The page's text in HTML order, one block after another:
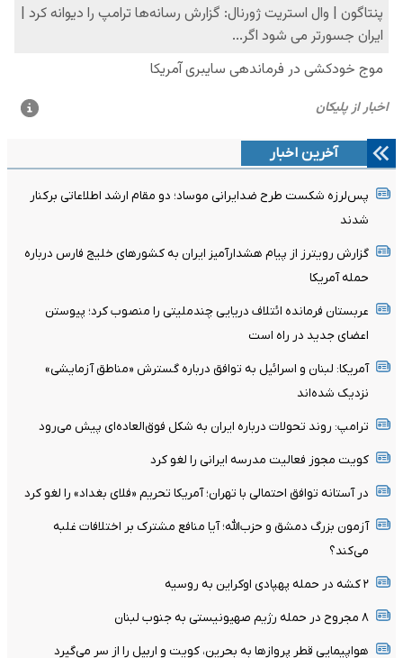
آخرین اخبار
پس‌لرزه شکست طرح ضدایرانی موساد؛ دو مقام ارشد اطلاعاتی برکنار
شدند
گزارش رویترز از پیام هشدارآمیز ایران به کشورهای خلیج فارس درباره
حمله آمریکا
عربستان فرمانده ائتلاف دریایی چندملیتی را منصوب کرد؛ پیوستن
اعضای جدید در راه است
آمریکا: لبنان و اسرائیل به توافق درباره گسترش «مناطق آزمایشی»
نزدیک شده‌اند
ترامپ: روند تحولات درباره ایران به شکل فوق‌العاده‌ای پیش می‌رود
کویت مجوز فعالیت مدرسه ایرانی را لغو کرد
در آستانه توافق احتمالی با تهران؛ آمریکا تحریم «فلای بغداد» را لغو کرد
آزمون بزرگ دمشق و حزب‌الله؛ آیا منافع مشترک بر اختلافات غلبه
می‌کند؟
۲ کشه در حمله پهپادی اوکراین به روسیه
۸ مجروح در حمله رژیم صهیونیستی به جنوب لبنان
هواپیمایی قطر پروازها به بحرین، کویت و اربیل را از سر می‌گیرد